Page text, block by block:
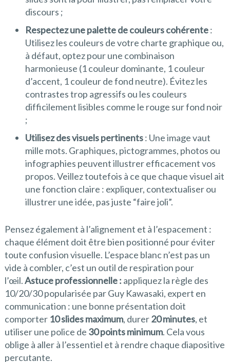
discours ;
Respectez une palette de couleurs cohérente:
Utilisez les couleurs de votre charte graphique ou,
à défaut, optez pour une combinaison
harmonieuse (1 couleur dominante, 1 couleur
d’accent, 1 couleur de fond neutre). Évitez les
contrastes trop agressifs ou les couleurs
difficilement lisibles comme le rouge sur fond noir
;
Utilisez des visuels pertinents: Une image vaut
mille mots. Graphiques, pictogrammes, photos ou
infographies peuvent illustrer efficacement vos
propos. Veillez toutefois à ce que chaque visuel ait
une fonction claire : expliquer, contextualiser ou
illustrer une idée, pas juste “faire joli”.
Pensez également à l’alignement et à l’espacement :
chaque élément doit être bien positionné pour éviter
toute confusion visuelle. L’espace blanc n’est pas un
vide à combler, c’est un outil de respiration pour
l’œil.Astuce professionnelle : appliquez la règle des
10/20/30 popularisée par Guy Kawasaki, expert en
communication : une bonne présentation doit
comporter 10 slides maximum, durer20 minutes, et
utiliser une police de 30 points minimum. Cela vous
oblige à aller à l’essentiel et à rendre chaque diapositive
percutante.